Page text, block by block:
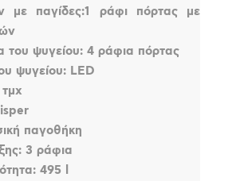
με παγίδες:1 ράφι πόρτας με
του ψυγείου: 4 ράφια πόρτας
ψυγείου: LED
παγοθήκη
3 ράφια
495 l